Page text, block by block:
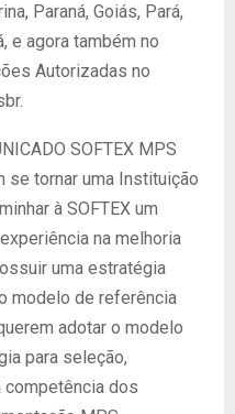
Paraná, Goiás, Pará,
e agora também no
Autorizadas no
SOFTEX MPS
tornar uma Instituição
à SOFTEX um
na melhoria
uma estratégia
modelo de referência
adotar o modelo
para seleção,
competência dos